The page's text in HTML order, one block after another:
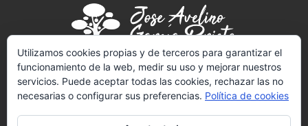
PSICÓLOGO (T-2289)
NIF:02703414V
Utilizamos cookies propias y de terceros para garantizar el
funcionamiento de la web, medir su uso y mejorar nuestros
servicios. Puede aceptar todas las cookies, rechazar las no
necesarias o configurar sus preferencias. Política de cookies